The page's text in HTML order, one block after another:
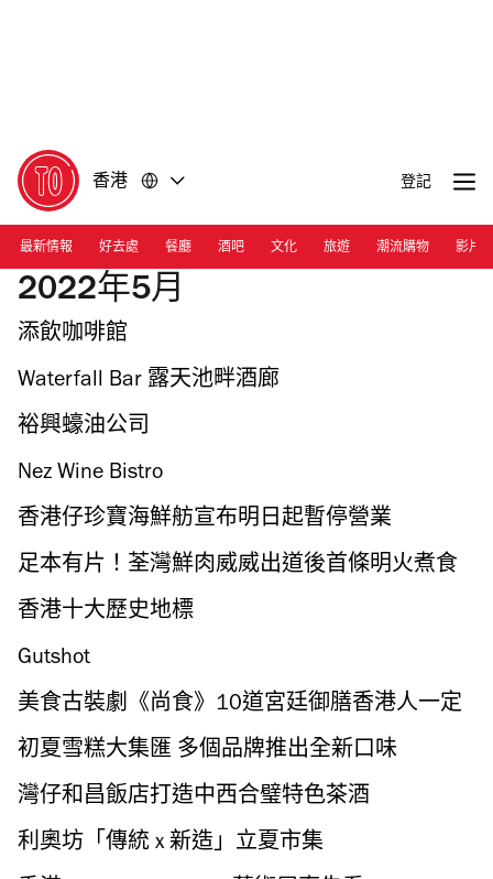
香港 登記
最新情報 好去處 餐廳 酒吧 文化 旅遊 潮流購物 影片
2022年5月
添飲咖啡館
Waterfall Bar 露天池畔酒廊
裕興蠔油公司
Nez Wine Bistro
香港仔珍寶海鮮舫宣布明日起暫停營業
足本有片！荃灣鮮肉威威出道後首條明火煮食
影片
香港十大歷史地標
Gutshot
美食古裝劇《尚食》10道宮廷御膳香港人一定
吃過
初夏雪糕大集匯 多個品牌推出全新口味
灣仔和昌飯店打造中西合璧特色茶酒
利奧坊「傳統 x 新造」立夏市集